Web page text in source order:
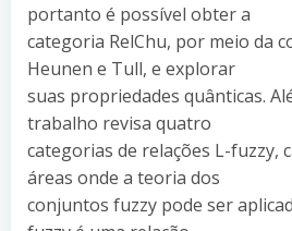
portanto é possível obter a
categoria RelChu, por meio da
Heunen e Tull, e explorar
suas propriedades quânticas.
trabalho revisa quatro
categorias de relações L-fuzzy,
áreas onde a teoria dos
conjuntos fuzzy pode ser